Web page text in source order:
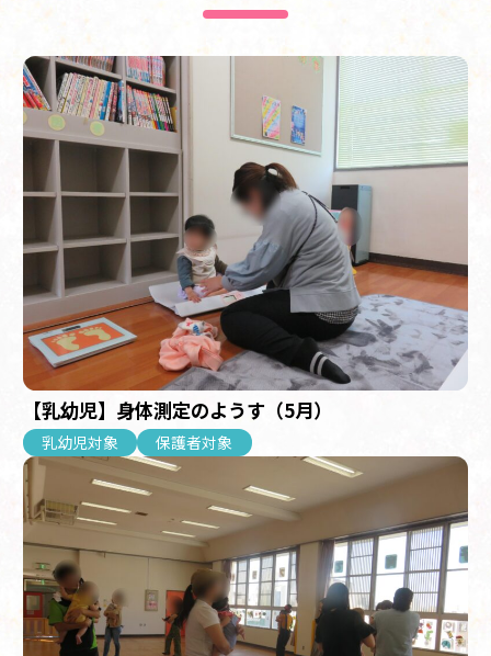
【乳幼児】身体測定のようす（5月）
乳幼児対象 保護者対象